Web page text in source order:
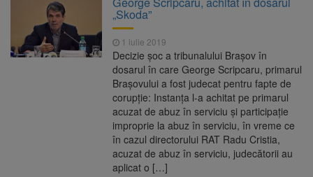
poate funcționa cel puțin încă nouă zile
10 august 2026
Șapte persoane, arestate
preventiv după atacul asupra ambulanței
„răpește copii”
10 august 2026
A căzut aproximativ 10 metri
în Piatra Craiului. Turist salvat de Salvamont
Concert cu intrare liberă la
Făgăraș, pe 14 august. Cvartetul NaunArt
aduce pe scenă muzicieni brașoveni
„Skoda”
1 iulie 2019
Decizie șoc a tribunalului Brașov în
dosarul în care George Scripcaru, primarul
Brașovului a fost judecat pentru fapte de
corupție: Instanța l-a achitat pe primarul
acuzat de abuz în serviciu și participație
improprie la abuz în serviciu, în vreme ce
în cazul directorului RAT Radu Cristia,
acuzat de abuz în serviciu, judecătorii au
aplicat o […]